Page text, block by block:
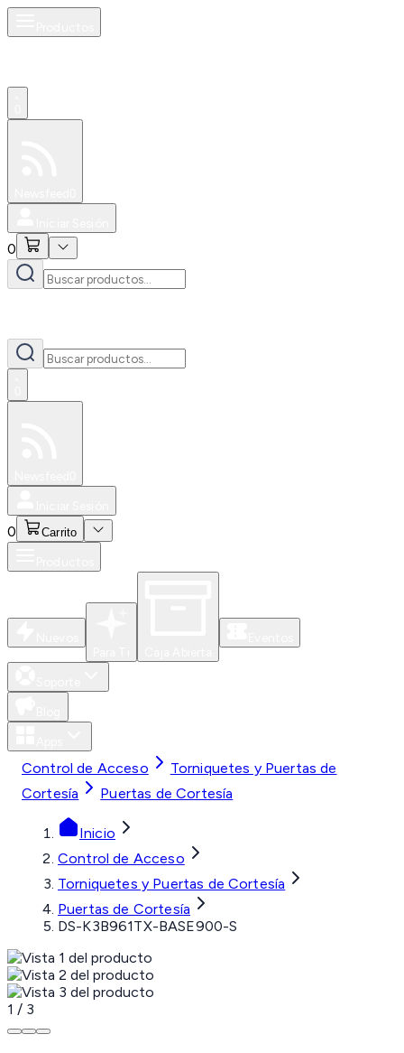
0
0 Carrito
Control de Acceso
Torniquetes y Puertas de
Cortesía
Puertas de Cortesía
Inicio
Control de Acceso
Torniquetes y Puertas de Cortesía
Puertas de Cortesía
DS-K3B961TX-BASE900-S
1 / 3